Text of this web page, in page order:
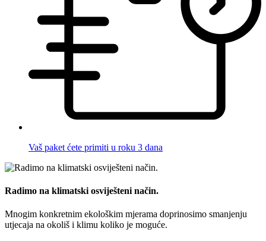
Vaš paket ćete primiti u roku 3 dana
Radimo na klimatski osviješteni način.
Mnogim konkretnim ekološkim mjerama doprinosimo smanjenju
utjecaja na okoliš i klimu koliko je moguće.